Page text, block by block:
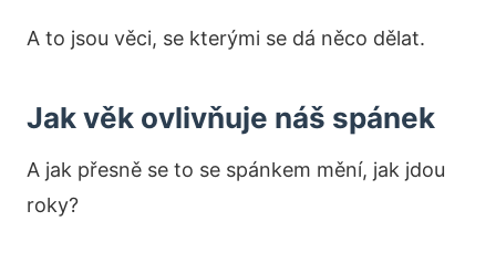
A to jsou věci, se kterými se dá něco dělat.
Jak věk ovlivňuje náš spánek
A jak přesně se to se spánkem mění, jak jdou
roky?